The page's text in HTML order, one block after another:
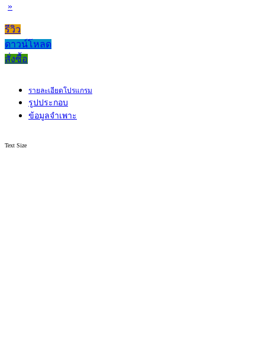
»
รีวิว
ดาวน์โหลด
สั่งซื้อ
รายละเอียดโปรแกรม
รูปประกอบ
ข้อมูลจำเพาะ
Text Size